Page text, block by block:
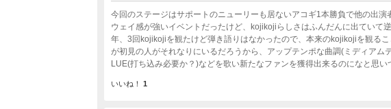
今回のステージはサポートのニューリーも居ないアコギ1本勝負で他の出
ウェイ感が強いイベントだったけど、kojikojiらしさはふんだんに出ていて
年、3回kojikojiを観たけど弾き語りはなかったので、本来のkojikojiを観ることが出来て良
が初見の人がそれなりにいるだろうから、アップテンポな曲調(ミディアム
LUE(打ち込み必要か？)などを歌い新たなファンを獲得出来るのになと思いつつ堪能。 一度、フルバンド
いいね！ 1